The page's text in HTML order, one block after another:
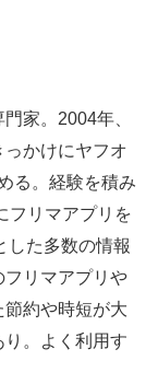
家。2004年、
かけにヤフオ
る。経験を積み
フリマアプリを
した多数の情報
リマアプリや
約や時短が大
。よく利用す